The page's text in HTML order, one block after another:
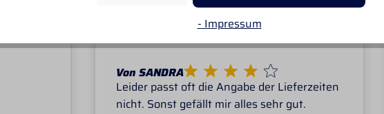
Von SANDRA
Leider passt oft die Angabe der Lieferzeiten
nicht. Sonst gefällt mir alles sehr gut.
- Impressum